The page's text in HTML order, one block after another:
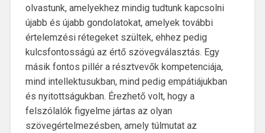
olvastunk, amelyekhez mindig tudtunk kapcsolni
újabb és újabb gondolatokat, amelyek további
értelemzési rétegeket szültek, ehhez pedig
kulcsfontosságú az értő szövegválasztás. Egy
másik fontos pillér a résztvevők kompetenciája,
mind intellektusukban, mind pedig empátiájukban
és nyitottságukban. Érezhető volt, hogy a
felszólalók figyelme jártas az olyan
szövegértelmezésben, amely túlmutat az